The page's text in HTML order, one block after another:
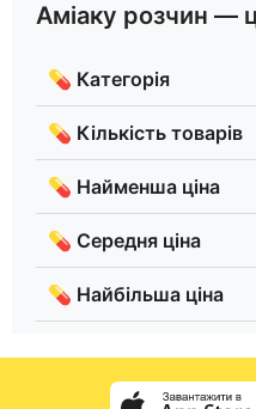
Аміаку розчин —
💊 Категорія
💊 Кількість товарів
💊 Найменша ціна
💊 Середня ціна
💊 Найбільша ціна